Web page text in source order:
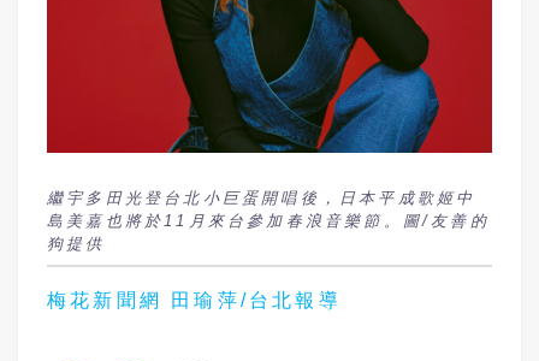
繼宇多田光登台北小巨蛋開唱後，日本平成歌姬中
島美嘉也將於11月來台參加春浪音樂節。圖/友善的
狗提供
梅花新聞網 田瑜萍/台北報導